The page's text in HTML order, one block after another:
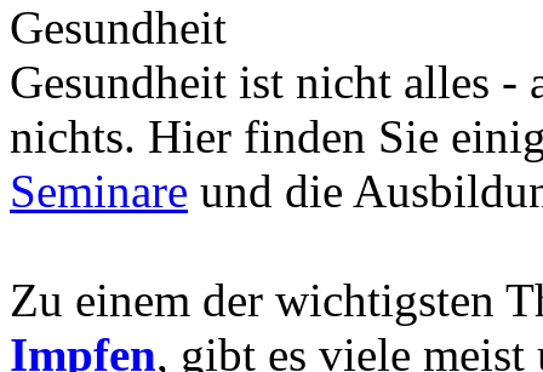
Gesundheit
Gesundheit ist nicht alles -
nichts. Hier finden Sie
Seminare und die
Zu einem der wichtigsten
Impfen, gibt es viele